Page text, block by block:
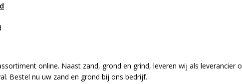
online. Naast zand, grond en grind, leveren wij als
Bestel nu uw zand en grond bij ons bedrijf.